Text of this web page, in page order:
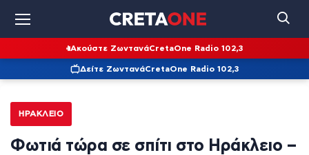
Ακούστε ΖωντανάCretaOne Radio 102,3
Δείτε ΖωντανάCretaOne Radio 102,3
ΗΡΆΚΛΕΙΟ
Φωτιά τώρα σε σπίτι στο Ηράκλειο –